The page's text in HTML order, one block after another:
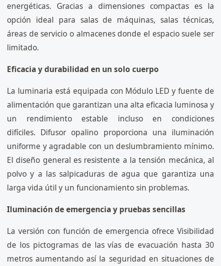
energéticas. Gracias a dimensiones compactas es la
opción ideal para salas de máquinas, salas técnicas,
áreas de servicio o almacenes donde el espacio suele ser
limitado.
Eficacia y durabilidad en un solo cuerpo
La luminaria está equipada con Módulo LED y fuente de
alimentación que garantizan una alta eficacia luminosa y
un rendimiento estable incluso en condiciones
difíciles. Difusor opalino proporciona una iluminación
uniforme y agradable con un deslumbramiento mínimo.
El diseño general es resistente a la tensión mecánica, al
polvo y a las salpicaduras de agua que garantiza una
larga vida útil y un funcionamiento sin problemas.
Iluminación de emergencia y pruebas sencillas
La versión con función de emergencia ofrece Visibilidad
de los pictogramas de las vías de evacuación hasta 30
metros aumentando así la seguridad en situaciones de